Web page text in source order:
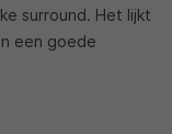
surround. Het lijkt
een goede